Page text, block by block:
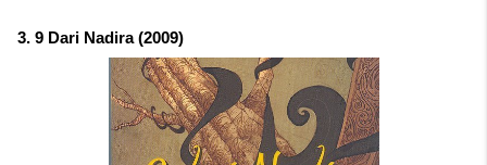
3. 9 Dari Nadira (2009)